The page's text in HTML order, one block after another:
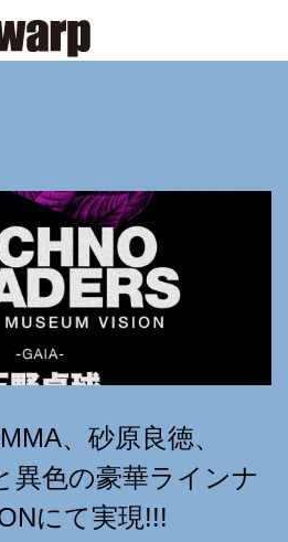
、砂原良徳、
異色の豪華ラインナ
にて実現!!!